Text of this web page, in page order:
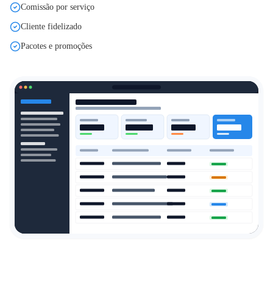
Comissão por serviço
Cliente fidelizado
Pacotes e promoções